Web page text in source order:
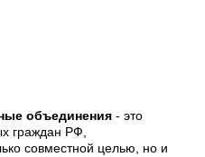
объединения - это
граждан РФ,
совместной целью, но и